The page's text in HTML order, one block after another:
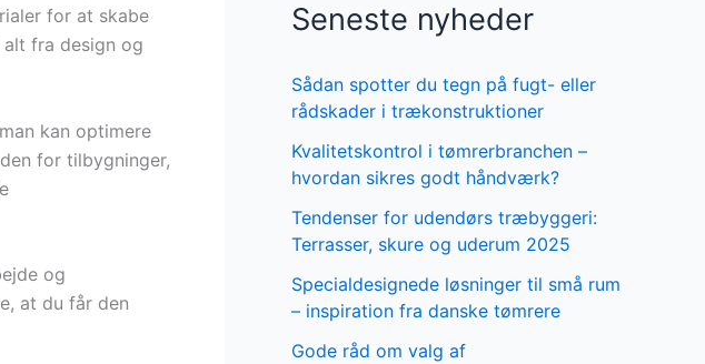
for at skabe
fra design og
kan optimere
for tilbygninger,
og
at du får den
Seneste nyheder
Sådan spotter du tegn på fugt- eller
rådskader i trækonstruktioner
Kvalitetskontrol i tømrerbranchen –
hvordan sikres godt håndværk?
Tendenser for udendørs træbyggeri:
Terrasser, skure og uderum 2025
Specialdesignede løsninger til små rum
– inspiration fra danske tømrere
Gode råd om valg af